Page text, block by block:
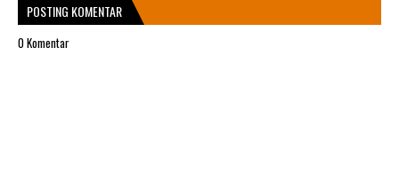
POSTING KOMENTAR
0 Komentar